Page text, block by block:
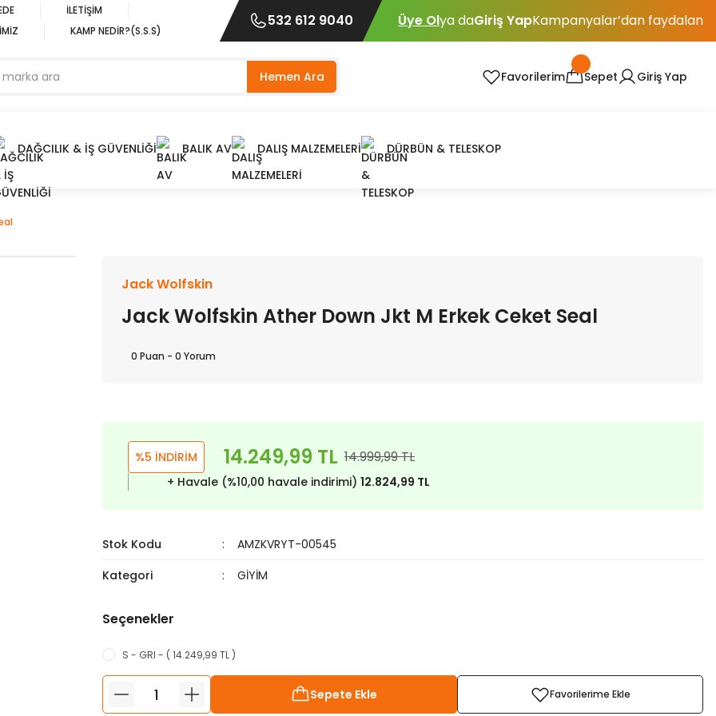
İLETİŞİM
KAMP NEDİR?(S.S.S)
532 612 9040 Üye Olya daGiriş YapKampanyalar’dan faydalan
Hemen Ara Favorilerim Sepet Giriş Yap
DAĞCILIK & İŞ GÜVENLİĞİ BALIK AV DALIŞ MALZEMELERİ DÜRBÜN & TELESKOP
Jack Wolfskin
Jack Wolfskin Ather Down Jkt M Erkek Ceket Seal
0 Puan - 0 Yorum
%5 İNDİRİM 14.249,99 TL 14.999,99 TL
+ Havale (%10,00 havale indirimi) 12.824,99 TL
Stok Kodu
AMZKVRYT-00545
Kategori
GİYİM
Seçenekler
S - GRI - ( 14.249,99 TL )
Sepete Ekle